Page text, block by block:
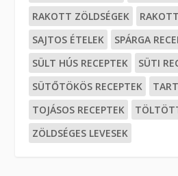
RAKOTT ZÖLDSÉGEK
SAJTOS ÉTELEK
SPÁRGA
SÜLT HÚS RECEPTEK
SÜTI
SÜTŐTÖKÖS RECEPTEK
TOJÁSOS RECEPTEK
ZÖLDSÉGES LEVESEK